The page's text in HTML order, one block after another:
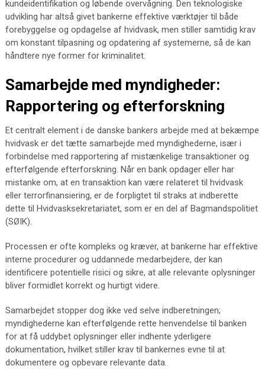
kundeidentifikation og løbende overvågning. Den teknologiske
udvikling har altså givet bankerne effektive værktøjer til både
forebyggelse og opdagelse af hvidvask, men stiller samtidig krav
om konstant tilpasning og opdatering af systemerne, så de kan
håndtere nye former for kriminalitet.
Samarbejde med myndigheder:
Rapportering og efterforskning
Et centralt element i de danske bankers arbejde med at bekæmpe
hvidvask er det tætte samarbejde med myndighederne, især i
forbindelse med rapportering af mistænkelige transaktioner og
efterfølgende efterforskning. Når en bank opdager eller har
mistanke om, at en transaktion kan være relateret til hvidvask
eller terrorfinansiering, er de forpligtet til straks at indberette
dette til Hvidvasksekretariatet, som er en del af Bagmandspolitiet
(SØIK).
Processen er ofte kompleks og kræver, at bankerne har effektive
interne procedurer og uddannede medarbejdere, der kan
identificere potentielle risici og sikre, at alle relevante oplysninger
bliver formidlet korrekt og hurtigt videre.
Samarbejdet stopper dog ikke ved selve indberetningen;
myndighederne kan efterfølgende rette henvendelse til banken
for at få uddybet oplysninger eller indhente yderligere
dokumentation, hvilket stiller krav til bankernes evne til at
dokumentere og opbevare relevante data.